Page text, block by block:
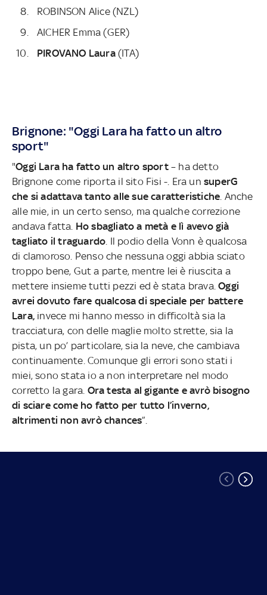
ROBINSON Alice (NZL)
AICHER Emma (GER)
PIROVANO Laura (ITA)
Brignone: "Oggi Lara ha fatto un altro
sport"
"Oggi Lara ha fatto un altro sport– ha detto
Brignone come riporta il sito Fisi -. Era un superG
che si adattava tanto alle sue caratteristiche . Anche
alle mie, in un certo senso, ma qualche correzione
andava fatta. Ho sbagliato a metà e lì avevo già
tagliato il traguardo . Il podio della Vonn è qualcosa
di clamoroso. Penso che nessuna oggi abbia sciato
troppo bene, Gut a parte, mentre lei è riuscita a
mettere insieme tutti pezzi ed è stata brava.Oggi
avrei dovuto fare qualcosa di speciale per battere
Lara, invece mi hanno messo in difficoltà sia la
tracciatura, con delle maglie molto strette, sia la
pista, un po’ particolare, sia la neve, che cambiava
continuamente. Comunque gli errori sono stati i
miei, sono stata io a non interpretare nel modo
corretto la gara. Ora testa al gigante e avrò bisogno
di sciare come ho fatto per tutto l’inverno,
altrimenti non avrò chances”.